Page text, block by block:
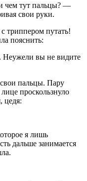
тут пальцы? —
свои руки.
триппером путать!
пояснить:
Неужели вы не видите
пальцы. Пару
проскользнуло
цедя:
я лишь
дальше занимается